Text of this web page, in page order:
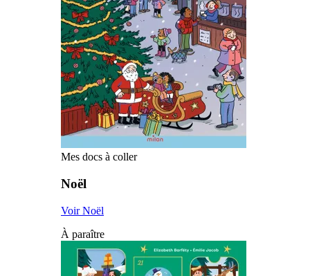
Mes docs à coller
Noël
Voir Noël
À paraître